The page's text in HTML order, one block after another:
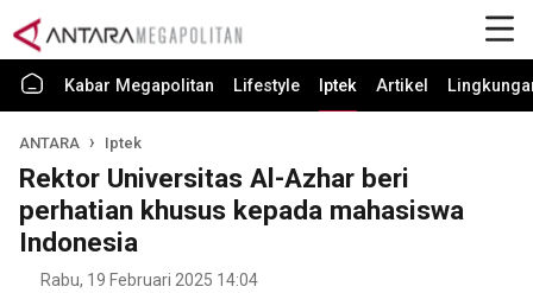
Kabar Megapolitan Lifestyle Iptek Artikel
ANTARA Iptek
Rektor Universitas Al-Azhar beri
perhatian khusus kepada mahasiswa
Indonesia
Rabu, 19 Februari 2025 14:04